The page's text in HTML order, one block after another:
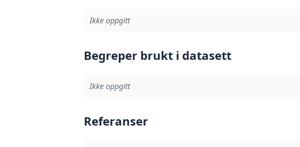
Ikke oppgitt
Begreper brukt i datasett
Ikke oppgitt
Referanser